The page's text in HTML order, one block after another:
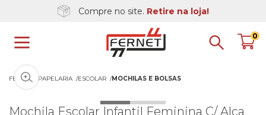
0
Compre no site. Retire na loja!
FERNET PAPELARIA ESCOLAR MOCHILAS E BOLSAS
Clique na imagem para dar zoom
Mochila Escolar Infantil Feminina C/ Alca